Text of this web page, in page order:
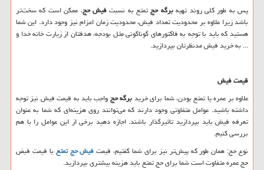
پس به ‌طور کلی روند تهیهبرگه حجتمتع به نسبتفیش حج، ممکن است که سخت‌تر
باشد زیرا علاوه ‌بر محدودیت تعداد فیش، محدودیت زمان اعزام نیز وجود دارد. این شما
هستید که باید با توجه به فاکتورهای گوناگونی مثل بودجه، هدفتان از زیارت خانه خدا و
... به خرید فیش مدنظرتان بپردازید.
قیمت فیش
علاوه ‌بر عمره یا تمتع بودن، شما برای خریدبرگه حجواجب باید به قیمت فیش نیز توجه
داشته باشید. عوامل متفاوتی وجود دارند که می‌توانند روی هزینه‌ای که شما به‌ عنوان
تعرفه فیش باید بپردازید تاثیرگذار باشند‌. اجازه دهید برخی از این عوامل را با هم
بررسی کنیم.
نوع حج: همان‌ طور که پیش‌تر نیز برای شما گفتیم، قیمتفیش حجتمتعبا قیمت قبض
حج عمره متفاوت است‌ شما برای حج تمتع باید هزینه‌ بیشتری بپردازید.